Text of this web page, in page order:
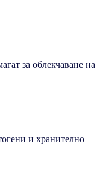
за облекчаване на
и хранително